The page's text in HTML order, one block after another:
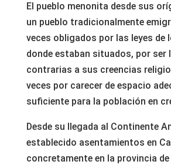
El pueblo menonita desde sus
un pueblo tradicionalmente
veces obligados por las leyes de
donde estaban situados, por ser
contrarias a sus creencias
veces por carecer de espacio
suficiente para la población en
Desde su llegada al Continente
establecido asentamientos en
concretamente en la provincia